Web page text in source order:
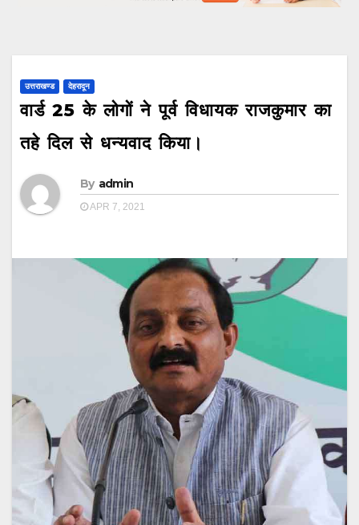
उत्तराखण्ड देहरादून
वार्ड 25 के लोगों ने पूर्व विधायक राजकुमार का
तहे दिल से धन्यवाद किया।
By admin
APR 7, 2021